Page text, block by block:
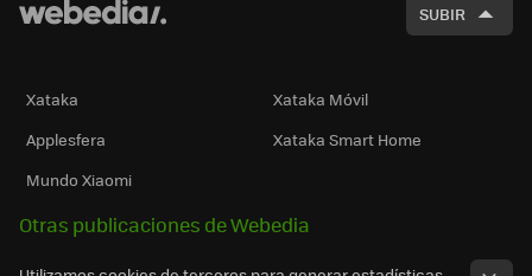
SUBIR
Xataka
Xataka Móvil
Applesfera
Xataka Smart Home
Mundo Xiaomi
Otras publicaciones de Webedia